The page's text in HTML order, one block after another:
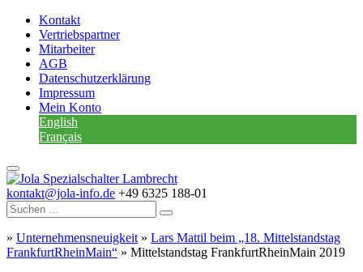
Kontakt
Vertriebspartner
Mitarbeiter
AGB
Datenschutzerklärung
Impressum
Mein Konto
English
Français
kontakt@jola-info.de +49 6325 188-01
» Unternehmensneuigkeit » Lars Mattil beim „18. Mittelstandstag
FrankfurtRheinMain“ » Mittelstandstag FrankfurtRheinMain 2019